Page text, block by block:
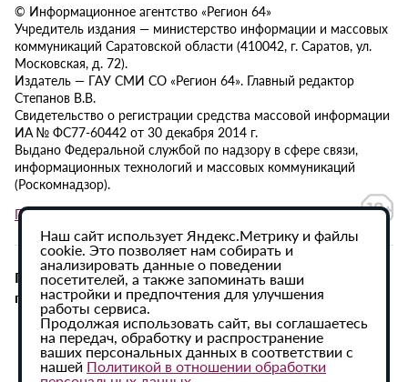
© Информационное агентство «Регион 64»
Учредитель издания — министерство информации и массовых
коммуникаций Саратовской области (410042, г. Саратов, ул.
Московская, д. 72).
Издатель — ГАУ СМИ СО «Регион 64». Главный редактор
Степанов В.В.
Свидетельство о регистрации средства массовой информации
ИА № ФС77-60442 от 30 декабря 2014 г.
Выдано Федеральной службой по надзору в сфере связи,
информационных технологий и массовых коммуникаций
(Роскомнадзор).
Политика в отношении обработки персональных данных
При использовании материалов сайта активная
гиперссылка на ИА «Регион 64» обязательна.
Наш сайт использует Яндекс.Метрику и файлы
cookie. Это позволяет нам собирать и
анализировать данные о поведении
посетителей, а также запоминать ваши
настройки и предпочтения для улучшения
работы сервиса.
Продолжая использовать сайт, вы соглашаетесь
на передач, обработку и распространение
ваших персональных данных в соответствии с
нашей Политикой в отношении обработки